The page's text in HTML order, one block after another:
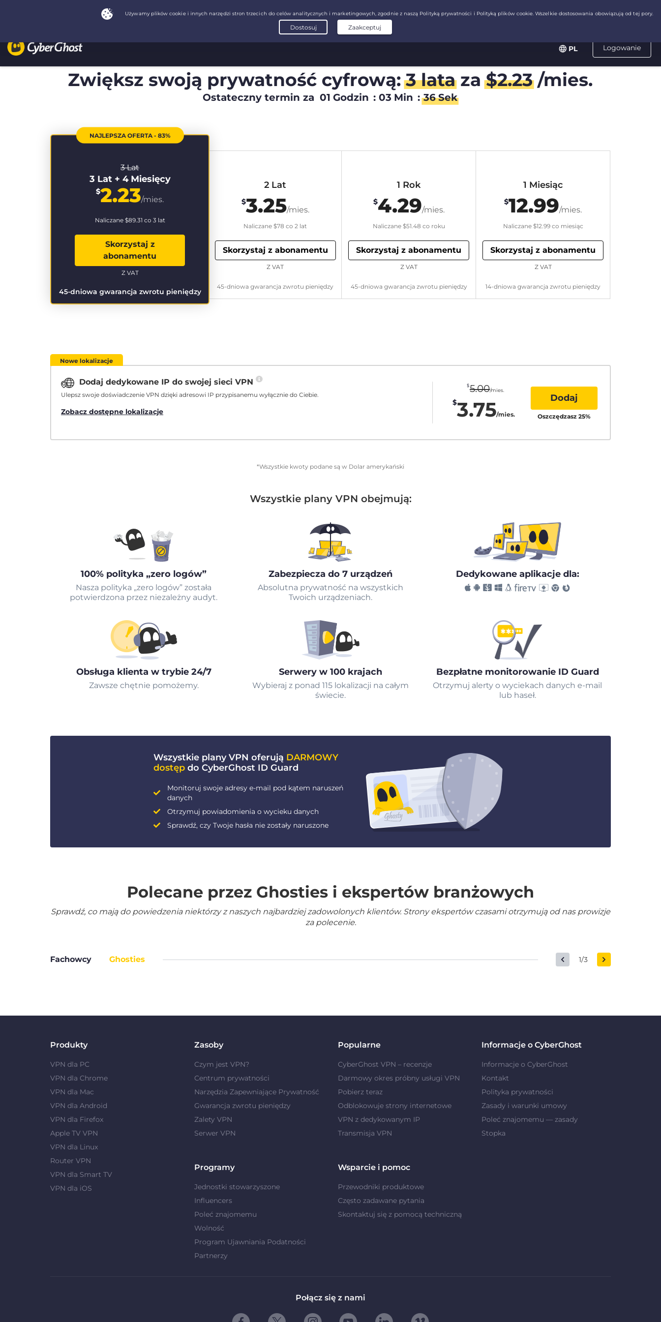
Logowanie
PL
Zwiększ swoją prywatność cyfrową:3 lataza$2.23/mies.
Ostateczny termin za 01 Godzin : 03 Min : 35 Sek
NAJLEPSZA OFERTA - 83%
3 Lat
3 Lat + 4 Miesięcy
$2.23/mies.
Naliczane $89.31 co 3 lat
Skorzystaj z
abonamentu
45-dniowa gwarancja zwrotu pieniędzy
Z VAT
2 Lat
$3.25/mies.
Naliczane$78 co 2 lat
Skorzystaj z abonamentu
45-dniowa gwarancja zwrotu pieniędzy
Z VAT
1 Rok
$4.29/mies.
Naliczane $51.48 co roku
Skorzystaj z abonamentu
45-dniowa gwarancja zwrotu pieniędzy
Z VAT
1 Miesiąc
$12.99/mies.
Naliczane $12.99co miesiąc
Skorzystaj z abonamentu
14-dniowa gwarancja zwrotu pieniędzy
Z VAT
Nowe lokalizacje
Dodaj dedykowane IP do swojej sieci VPN
Ulepsz swoje doświadczenie VPN dzięki adresowi IP przypisanemu wyłącznie do Ciebie.
Zobacz dostępne lokalizacje
$5.00/mies.
$3.75/mies.
Dodaj
Oszczędzasz 25%
*Wszystkie kwoty podane są w Dolar amerykański
Wszystkie plany VPN obejmują:
100% polityka „zero logów”
Nasza polityka „zero logów” została
potwierdzona przez niezależny audyt.
Zabezpiecza do 7 urządzeń
Absolutna prywatność na wszystkich
Twoich urządzeniach.
Dedykowane aplikacje dla:
Obsługa klienta w trybie 24/7
Zawsze chętnie pomożemy.
Serwery w 100 krajach
Wybieraj z ponad 115 lokalizacji na całym
świecie.
Bezpłatne monitorowanie ID Guard
Otrzymuj alerty o wyciekach danych e-mail
lub haseł.
Wszystkie plany VPN oferują DARMOWY
dostęp do CyberGhost ID Guard
Monitoruj swoje adresy e-mail pod kątem naruszeń
danych
Otrzymuj powiadomienia o wycieku danych
Sprawdź, czy Twoje hasła nie zostały naruszone
Polecane przez Ghosties i ekspertów branżowych
Sprawdź, co mają do powiedzenia niektórzy z naszych najbardziej zadowolonych klientów. Strony ekspertów czasami otrzymują od nas prowizje
za polecenie.
Fachowcy Ghosties 1/3
Produkty
VPN dla PC
VPN dla Chrome
VPN dla Mac
VPN dla Android
VPN dla Firefox
Apple TV VPN
VPN dla Linux
Router VPN
VPN dla Smart TV
VPN dla iOS
Zasoby
Czym jest VPN?
Centrum prywatności
Narzędzia Zapewniające Prywatność
Gwarancja zwrotu pieniędzy
Zalety VPN
Serwer VPN
Popularne
CyberGhost VPN – recenzje
Darmowy okres próbny usługi VPN
Pobierz teraz
Odblokowuje strony internetowe
VPN z dedykowanym IP
Transmisja VPN
Informacje o CyberGhost
Informacje o CyberGhost
Kontakt
Polityka prywatności
Zasady i warunki umowy
Poleć znajomemu — zasady
Stopka
Programy
Jednostki stowarzyszone
Influencers
Poleć znajomemu
Wolność
Program Ujawniania Podatności
Partnerzy
Wsparcie i pomoc
Przewodniki produktowe
Często zadawane pytania
Skontaktuj się z pomocą techniczną
Połącz się z nami